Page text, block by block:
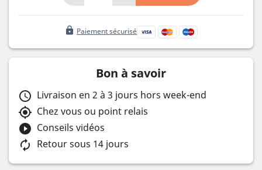
lock Paiement sécurisé
Bon à savoir
schedule Livraison en 2 à 3 jours hors week-end
my_location Chez vous ou point relais
play_circle_filled Conseils vidéos
autorenew Retour sous 14 jours